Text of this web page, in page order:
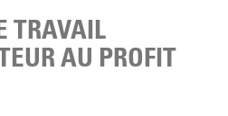
TRAVAIL
AU PROFIT